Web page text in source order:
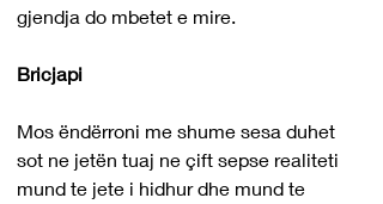
gjendja do mbetet e mire.
Bricjapi
Mos ëndërroni me shume sesa duhet
sot ne jetën tuaj ne çift sepse realiteti
mund te jete i hidhur dhe mund te